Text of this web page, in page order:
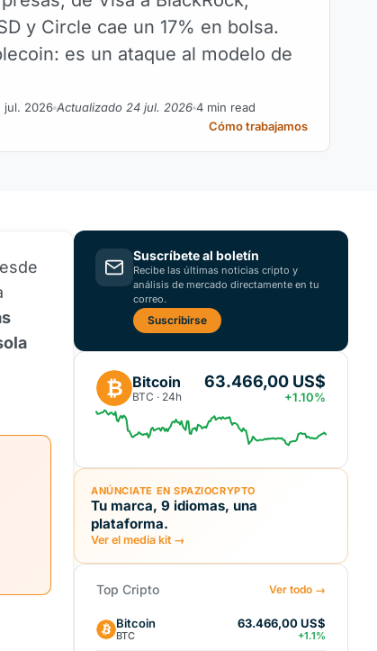
y Circle cae un 17% en bolsa.
es un ataque al modelo de
jul. 2026 Actualizado 24 jul. 2026 4 min read
Cómo trabajamos
Suscríbete al boletín
Recibe las últimas noticias cripto y
análisis de mercado directamente en tu
correo.
Suscribirse
₿ Bitcoin
BTC · 24h
63.466,00 US$
+1.10%
ANÚNCIATE EN SPAZIOCRYPTO
Tu marca, 9 idiomas, una
plataforma.
Ver el media kit →
Top Cripto Ver todo →
Bitcoin
BTC
63.466,00 US$
+1.1%